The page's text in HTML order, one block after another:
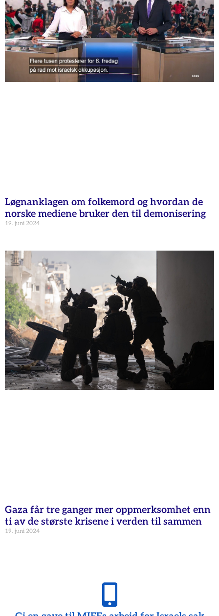
Løgnanklagen om folkemord og hvordan de
norske mediene bruker den til demonisering
19. juni 2024
Gaza får tre ganger mer oppmerksomhet enn
ti av de største krisene i verden til sammen
19. juni 2024